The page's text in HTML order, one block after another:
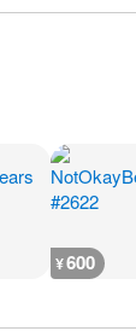
¥600